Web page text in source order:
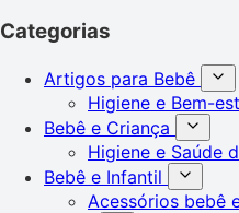
Categorias
Artigos para Bebê
Higiene e Bem-
Bebê e Criança
Higiene e Saúde
Bebê e Infantil
Acessórios bebê